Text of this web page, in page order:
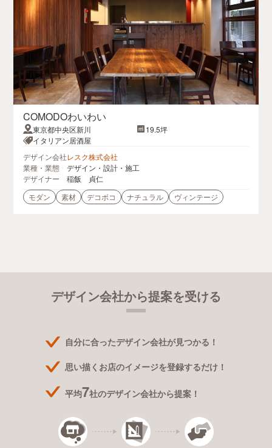
COMODOわいわい
東京都中央区新川
19.5坪
イタリアン居酒屋
デザイン会社レスク株式会社
業種・業態
デザイン・設計・施工
デザイナー
稲飯 貞仁
モダン
素材 デコボコ ナチュラル ヴィンテージ
デザイン会社から提案を受ける
自分に合ったデザイン会社が見つかる！
思い描くお店のイメージを登録するだけ！
平均7社のデザイン会社から提案！